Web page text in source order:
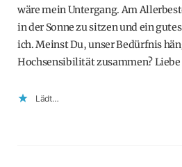
wäre mein Untergang. Am
in der Sonne zu sitzen und ein
ich. Meinst Du, unser Bedürfnis
Hochsensibilität zusammen? Liebe
Lädt…